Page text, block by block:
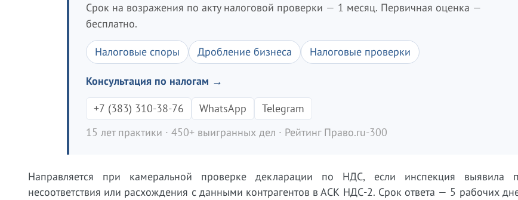
Срок на возражения по акту налоговой проверки — 1 месяц. Первичная оценка —
бесплатно.
Налоговые споры Дробление бизнеса Налоговые проверки
Консультация по налогам →
+7 (383) 310-38-76
WhatsApp
Telegram
15 лет практики · 450+ выигранных дел · Рейтинг Право.ru-300
Направляется при камеральной проверке декларации по НДС, если инспекция выявила
несоответствия или расхождения с данными контрагентов в АСК НДС-2. Срок ответа — 5 рабочих